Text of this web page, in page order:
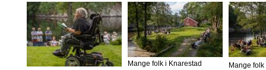
Mange folk i Knarestad Mange